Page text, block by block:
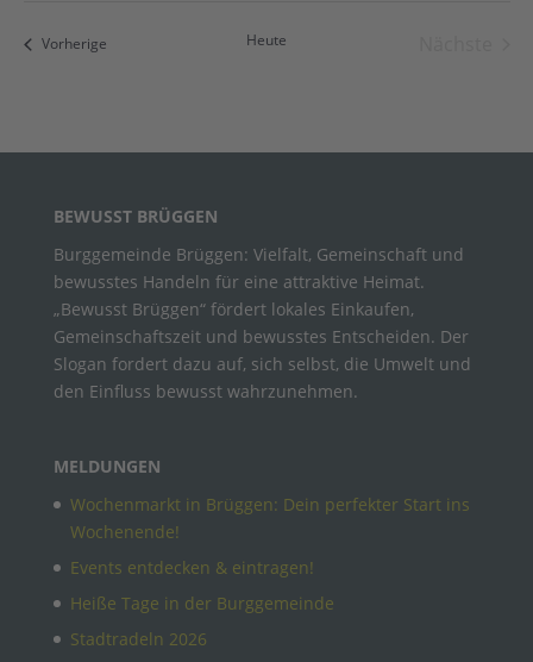
VorherigeVeranstaltungen Heute
BEWUSST BRÜGGEN
Burggemeinde Brüggen: Vielfalt, Gemeinschaft und
bewusstes Handeln für eine attraktive Heimat.
„Bewusst Brüggen“ fördert lokales Einkaufen,
Gemeinschaftszeit und bewusstes Entscheiden. Der
Slogan fordert dazu auf, sich selbst, die Umwelt und
den Einfluss bewusst wahrzunehmen.
MELDUNGEN
Wochenmarkt in Brüggen: Dein perfekter Start ins
Wochenende!
Events entdecken & eintragen!
Heiße Tage in der Burggemeinde
Stadtradeln 2026